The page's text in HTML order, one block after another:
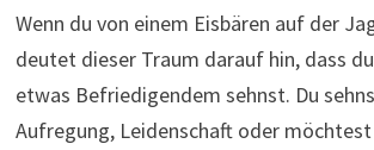
Wenn du von einem Eisbären auf der
deutet dieser Traum darauf hin, dass
etwas Befriedigendem sehnst. Du
Aufregung, Leidenschaft oder